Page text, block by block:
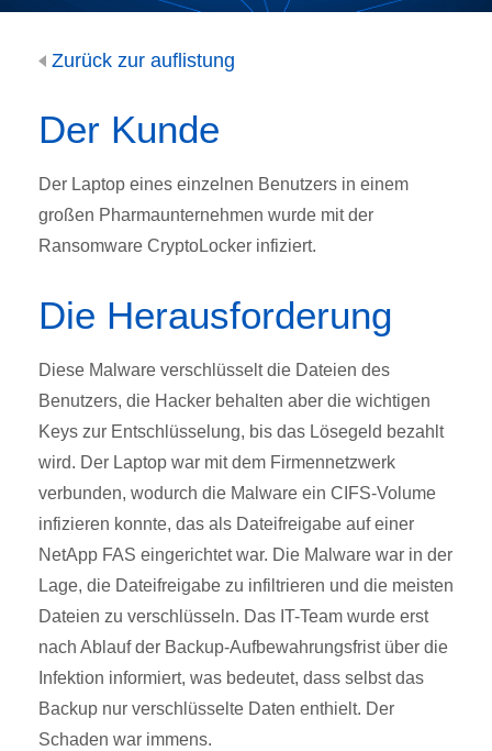
Zurück zur auflistung
Der Kunde
Der Laptop eines einzelnen Benutzers in einem
großen Pharmaunternehmen wurde mit der
Ransomware CryptoLocker infiziert.
Die Herausforderung
Diese Malware verschlüsselt die Dateien des
Benutzers, die Hacker behalten aber die wichtigen
Keys zur Entschlüsselung, bis das Lösegeld bezahlt
wird. Der Laptop war mit dem Firmennetzwerk
verbunden, wodurch die Malware ein CIFS-Volume
infizieren konnte, das als Dateifreigabe auf einer
NetApp FAS eingerichtet war. Die Malware war in der
Lage, die Dateifreigabe zu infiltrieren und die meisten
Dateien zu verschlüsseln. Das IT-Team wurde erst
nach Ablauf der Backup-Aufbewahrungsfrist über die
Infektion informiert, was bedeutet, dass selbst das
Backup nur verschlüsselte Daten enthielt. Der
Schaden war immens.